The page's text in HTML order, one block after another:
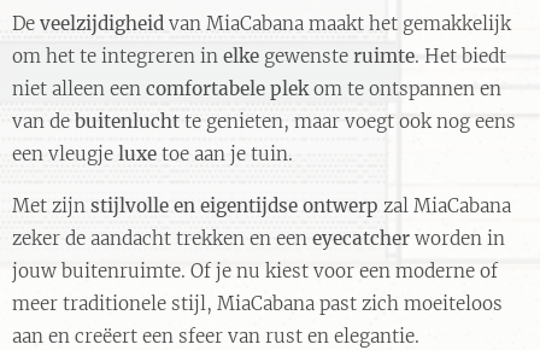
De veelzijdigheid van MiaCabana maakt het gemakkelijk
om het te integreren in elke gewenste ruimte. Het biedt
niet alleen een comfortabele plekom te ontspannen en
van de buitenlucht te genieten, maar voegt ook nog eens
een vleugje luxe toe aan je tuin.
Met zijn stijlvolle en eigentijdse ontwerp zal MiaCabana
zeker de aandacht trekken en een eyecatcher worden in
jouw buitenruimte. Of je nu kiest voor een moderne of
meer traditionele stijl, MiaCabana past zich moeiteloos
aan en creëert een sfeer van rust en elegantie.